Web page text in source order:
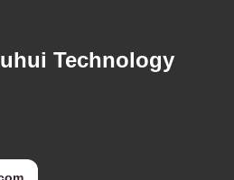
Technology